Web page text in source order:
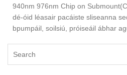
940nm 976nm Chip on
dé-óid léasair pacáiste sliseanna
bpumpáil, soilsiú, próiseáil ábhar